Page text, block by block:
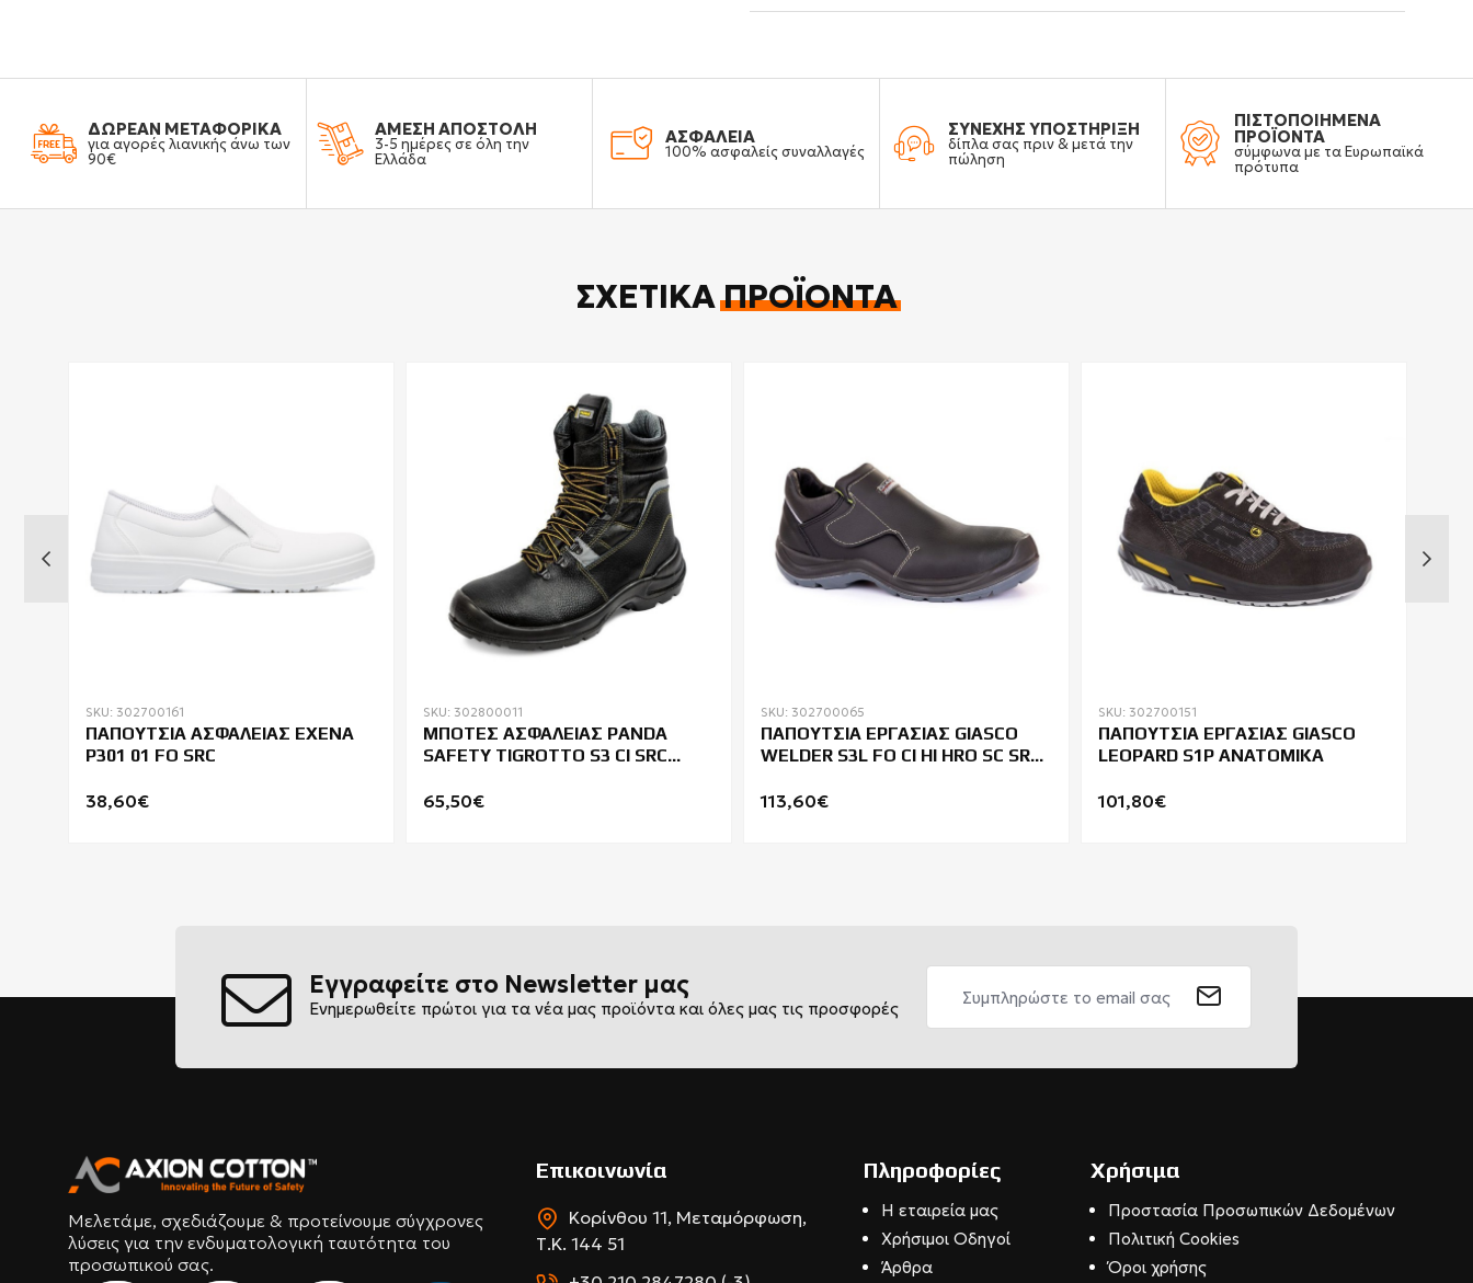
ΔΩΡΕΑΝ ΜΕΤΑΦΟΡΙΚΑ
για αγορές λιανικής άνω των
90€
ΑΜΕΣΗ ΑΠΟΣΤΟΛΗ
3-5 ημέρες σε όλη την
Ελλάδα
ΑΣΦΑΛΕΙΑ
100% ασφαλείς συναλλαγές
ΣΥΝΕΧΗΣ ΥΠΟΣΤΗΡΙΞΗ
δίπλα σας πριν & μετά την
πώληση
ΠΙΣΤΟΠΟΙΗΜΕΝΑ
ΠΡΟΪΟΝΤΑ
σύμφωνα με τα Ευρωπαϊκά
πρότυπα
ΣΧΕΤΙΚΆΠΡΟΪΌΝΤΑ
SKU: 302700161
ΠΑΠΟΥΤΣΙΑ ΑΣΦΑΛΕΙΑΣ EXENA
P301 01 FO SRC
38,60€
SKU: 302800011
ΜΠΟΤΕΣ ΑΣΦΑΛΕΙΑΣ PANDA
SAFETY TIGROTTO S3 CI SRC
65,50€
SKU: 302700065
ΠΑΠΟΥΤΣΙΑ ΕΡΓΑΣΙΑΣ GIASCO
WELDER S3L FO CI HI HRO SC SR
113,60€
SKU: 302700151
ΠΑΠΟΥΤΣΙΑ ΕΡΓΑΣΙΑΣ GIASCO
LEOPARD S1P ΑΝΑΤΟΜΙΚΑ
101,80€
Εγγραφείτε στο Newsletter μας
Ενημερωθείτε πρώτοι για τα νέα μας προϊόντα και όλες μας τις προσφορές
Μελετάμε, σχεδιάζουμε & προτείνουμε σύγχρονες
λύσεις για την ενδυματολογική ταυτότητα του
προσωπικού σας.
Επικοινωνία
Κορίνθου 11, Μεταμόρφωση,
Τ.Κ. 144 51
Πληροφορίες
Η εταιρεία μας
Χρήσιμοι Οδηγοί
Άρθρα
Χρήσιμα
Προστασία Προσωπικών Δεδομένων
Πολιτική Cookies
Όροι χρήσης